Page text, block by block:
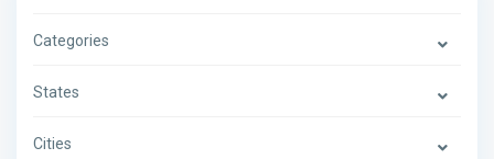
Categories
States
Cities